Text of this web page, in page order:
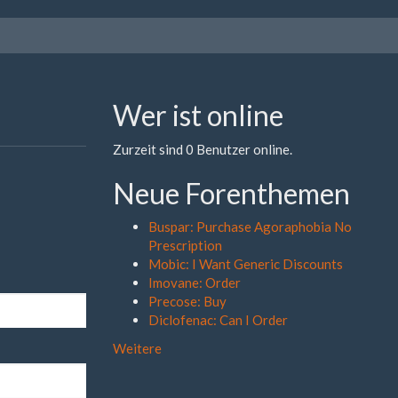
Wer ist online
Zurzeit sind 0 Benutzer online.
Neue Forenthemen
Buspar: Purchase Agoraphobia No
Prescription
Mobic: I Want Generic Discounts
Imovane: Order
Precose: Buy
Diclofenac: Can I Order
Weitere